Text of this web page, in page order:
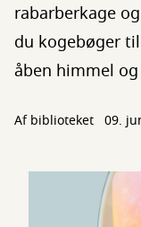
rabarberkage
du kogebøger
åben himmel
Af biblioteket 09.